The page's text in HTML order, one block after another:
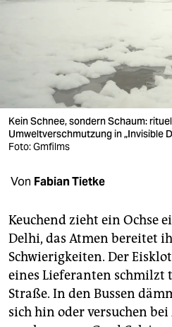
wahrheit
verlag
verlag
shop
fragen & hilfe
unterstützen
abo
genossenschaft
Kein Schnee, sondern Schaum:
Umweltverschmutzung in „Invisible
Foto: Gmfilms
Von Fabian Tietke
Keuchend zieht ein Ochse
Delhi, das Atmen bereitet
Schwierigkeiten. Der
eines Lieferanten schmilzt
Straße. In den Bussen
sich hin oder versuchen